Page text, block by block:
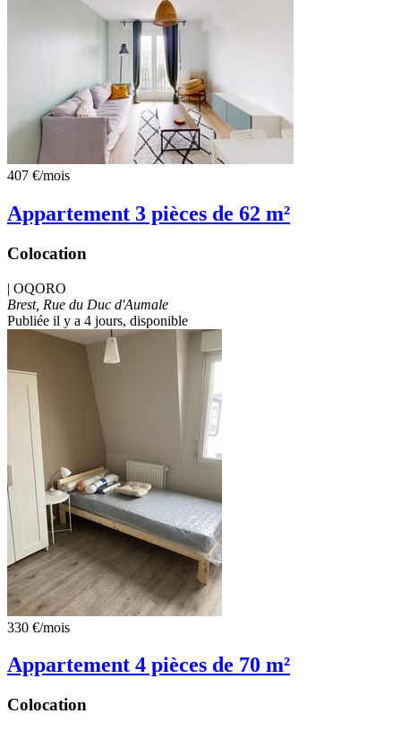
407 €/mois
Appartement 3 pièces de 62 m²
Colocation
| OQORO
Brest, Rue du Duc d'Aumale
Publiée il y a 4 jours, disponible
330 €/mois
Appartement 4 pièces de 70 m²
Colocation